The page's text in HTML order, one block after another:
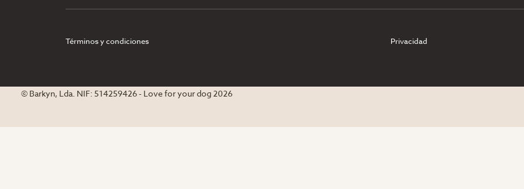
Términos y condiciones Privacidad
© Barkyn, Lda. NIF: 514259426 - Love for your dog 2026